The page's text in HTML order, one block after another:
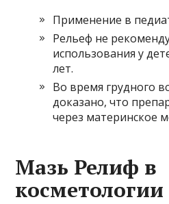
Применение в
Рельеф не
использования у
лет.
Во время грудного
доказано, что
через материнское
Мазь Релиф в
косметологии